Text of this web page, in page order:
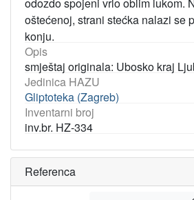
oštećenoj, strani stećka nalazi se
konju.
Opis
smještaj originala: Ubosko kraj
Jedinica HAZU
Gliptoteka (Zagreb)
Inventarni broj
inv.br. HZ-334
Referenca